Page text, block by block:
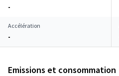
-
Accélération
-
Emissions et consommation